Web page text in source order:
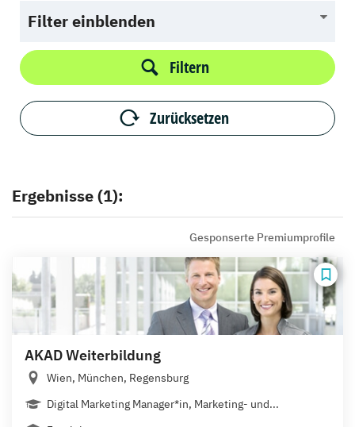
Filter einblenden
Filtern
Zurücksetzen
Ergebnisse (1):
Gesponserte Premiumprofile
AKAD Weiterbildung
Wien, München, Regensburg
Digital Marketing Manager*in, Marketing- und...